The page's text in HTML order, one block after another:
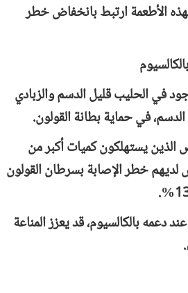
الأطعمة ارتبط بانخفاض خطر
في الحليب قليل الدسم والزبادي
في حماية بطانة القولون.
يستهلكون كميات أكبر من
لديهم خطر الإصابة بسرطان القولون
دعمه بالكالسيوم، قد يعزز المناعة